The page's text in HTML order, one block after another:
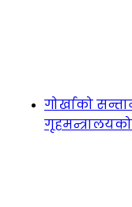
गोर्खाको